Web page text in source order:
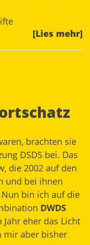
[Lies mehr]
brachten sie
DSDS bei. Das
die 2002 auf den
und bei ihnen
bin ich auf die
DWDS
eher das Licht
mir aber bisher